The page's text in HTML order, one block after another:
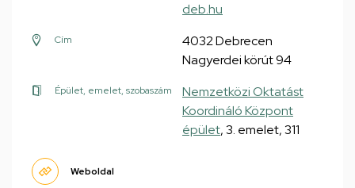
deb.hu
Cím
4032 Debrecen
Nagyerdei körút 94
Épület, emelet, szobaszám
Nemzetközi Oktatást
Koordináló Központ
épület, 3. emelet, 311
Weboldal